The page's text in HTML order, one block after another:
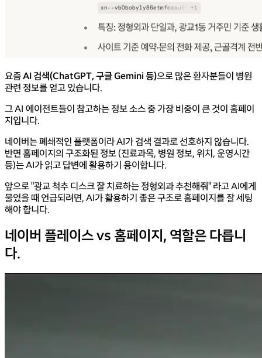
요즘AI 검색(ChatGPT, 구글 Gemini 등)으로 많은 환자분들이 병원
관련 정보를 얻고 있습니다.
그 AI 에이전트들이 참고하는 정보 소스 중 가장 비중이 큰 것이 홈페이
지입니다.
네이버는 폐쇄적인 플랫폼이라 AI가 검색 결과로 선호하지 않습니다.
반면 홈페이지의 구조화된 정보 (진료과목, 병원 정보, 위치, 운영시간
등)는 AI가 읽고 답변에 활용하기 용이합니다.
앞으로 "광교 척추 디스크 잘 치료하는 정형외과 추천해줘" 라고 AI에게
물었을 때 언급되려면, AI가 활용하기 좋은 구조로 홈페이지를 잘 세팅
해야 합니다.
네이버 플레이스 vs 홈페이지, 역할은 다릅니
다.